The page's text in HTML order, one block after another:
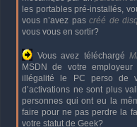
les portables pré-installés,
vous n’avez pascréé de
vous vous en sortir?
Vous avez téléchargé
MSDN de votre
illégalité le PC perso de
d’activations ne sont plus
personnes qui ont eu la
faire pour ne pas perdre la
votre statut de Geek?